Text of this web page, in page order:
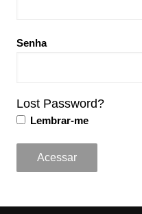
Senha
Lost Password?
Lembrar-me